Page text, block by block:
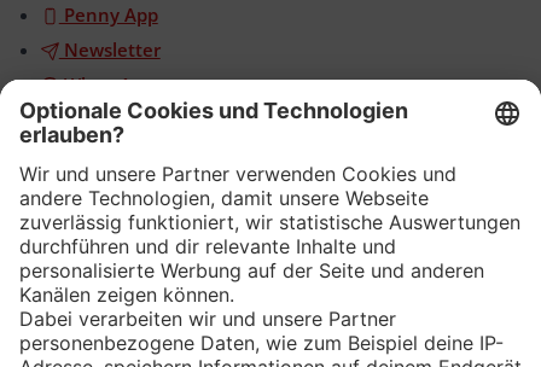
Penny App
Newsletter
WhatsApp
App